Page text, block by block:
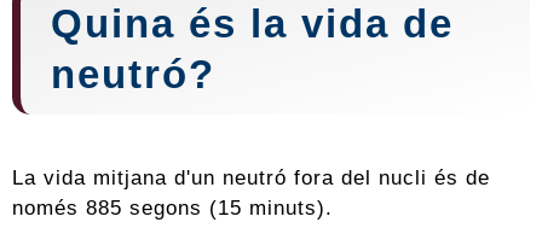
Quina és la vida de
neutró?
La vida mitjana d'un neutró fora del nucli és de
només 885 segons (15 minuts).